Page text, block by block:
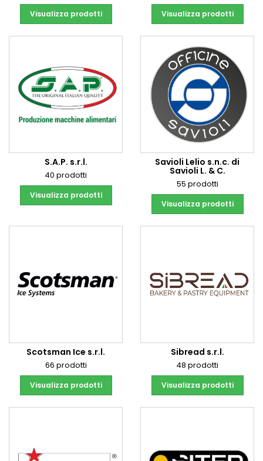
Visualizza prodotti Visualizza prodotti
S.A.P. s.r.l.
40 prodotti
Visualizza prodotti
Savioli Lelio s.n.c. di
Savioli L. & C.
55 prodotti
Visualizza prodotti
Scotsman Ice s.r.l.
66 prodotti
Visualizza prodotti
Sibread s.r.l.
48 prodotti
Visualizza prodotti